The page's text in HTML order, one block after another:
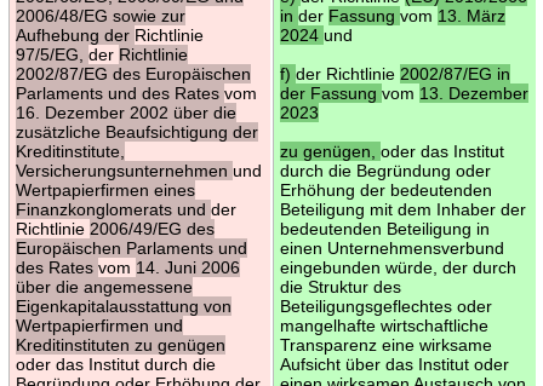
2006/48/EG sowie zur
Aufhebung der Richtlinie
97/5/EG, der Richtlinie
2002/87/EG des Europäischen
Parlaments und des Rates vom
16. Dezember 2002 über die
zusätzliche Beaufsichtigung der
Kreditinstitute,
Versicherungsunternehmen und
Wertpapierfirmen eines
Finanzkonglomerats und der
Richtlinie 2006/49/EG des
Europäischen Parlaments und
des Rates vom 14. Juni 2006
über die angemessene
Eigenkapitalausstattung von
Wertpapierfirmen und
Kreditinstituten zu genügen
oder das Institut durch die
in der Fassung vom 13. März
2024 und
f) der Richtlinie 2002/87/EG in
der Fassung vom 13. Dezember
2023
zu genügen, oder das Institut
durch die Begründung oder
Erhöhung der bedeutenden
Beteiligung mit dem Inhaber der
bedeutenden Beteiligung in
einen Unternehmensverbund
eingebunden würde, der durch
die Struktur des
Beteiligungsgeflechtes oder
mangelhafte wirtschaftliche
Transparenz eine wirksame
Aufsicht über das Institut oder